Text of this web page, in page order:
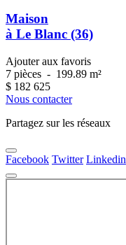
Maison
à Le Blanc (36)
Ajouter aux favoris
7 pièces - 199.89 m²
$ 182 625
Nous contacter
Partagez sur les réseaux
Facebook Twitter Linkedin